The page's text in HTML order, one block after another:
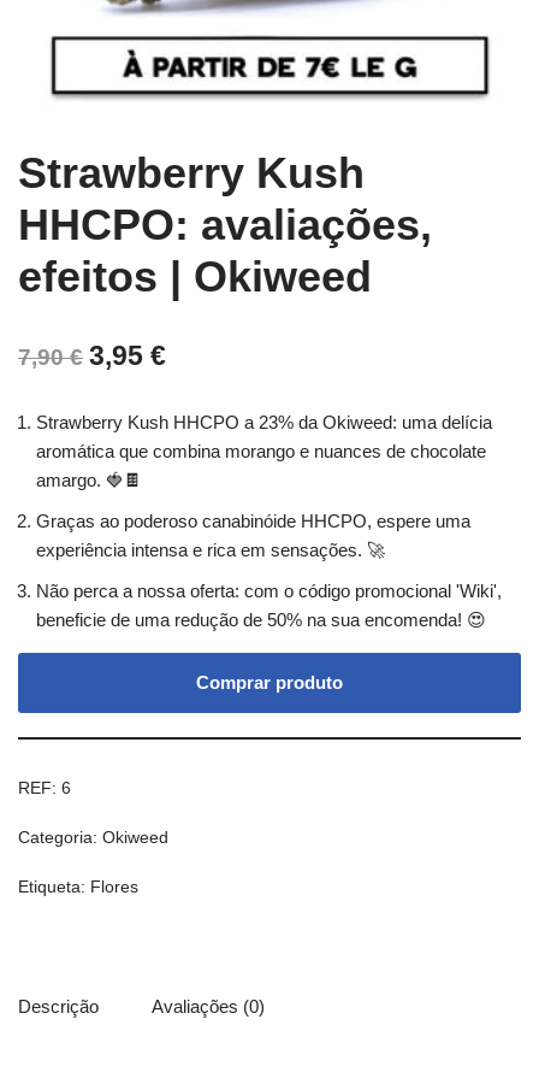
Strawberry Kush
HHCPO: avaliações,
efeitos | Okiweed
7,90€ 3,95 €
Strawberry Kush HHCPO a 23% da Okiweed: uma delícia
aromática que combina morango e nuances de chocolate
amargo. 🍓🍫
Graças ao poderoso canabinóide HHCPO, espere uma
experiência intensa e rica em sensações. 🚀
Não perca a nossa oferta: com o código promocional 'Wiki',
beneficie de uma redução de 50% na sua encomenda! 😍
Comprar produto
REF: 6
Categoria: Okiweed
Etiqueta: Flores
Descrição Avaliações (0)